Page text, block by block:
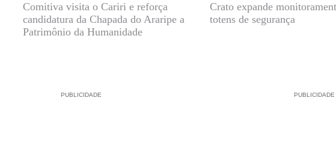
Comitiva visita o Cariri e reforça
candidatura da Chapada do Araripe a
Patrimônio da Humanidade
Crato expande
totens de segurança
PUBLICIDADE PUBLICIDADE